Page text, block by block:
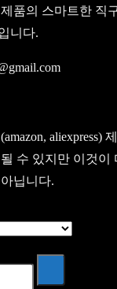
품의 스마트한 직
니다.
aliexpress)
수 있지만 이것이
닙니다.